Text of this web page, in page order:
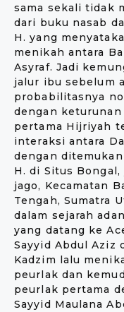
sama sekali tidak
dari buku nasab
H. yang
menikah antara
Asyraf. Jadi
jalur ibu sebelum
probabilitasnya
dengan keturunan
pertama Hijriyah
interaksi antara
dengan
H. di Situs
jago, Kecamatan
Tengah, Sumatra
dalam sejarah
yang datang ke
Sayyid Abdul Aziz
Kadzim lalu
peurlak dan
peurlak pertama
Sayyid Maulana